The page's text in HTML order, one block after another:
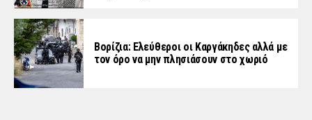
Βορίζια: Ελεύθεροι οι Καργάκηδες αλλά με
τον όρο να μην πλησιάσουν στο χωριό